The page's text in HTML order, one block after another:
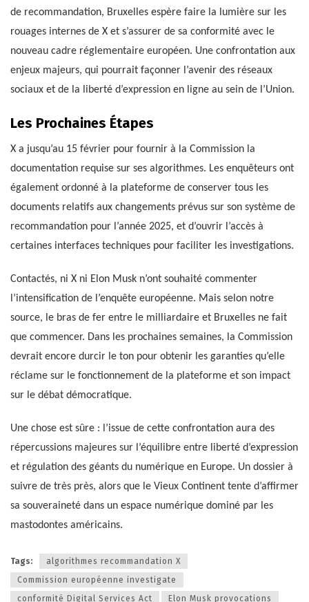
de recommandation, Bruxelles espère faire la lumière sur les
rouages internes de X et s’assurer de sa conformité avec le
nouveau cadre réglementaire européen. Une confrontation aux
enjeux majeurs, qui pourrait façonner l’avenir des réseaux
sociaux et de la liberté d’expression en ligne au sein de l’Union.
Les Prochaines Étapes
X a jusqu’au 15 février pour fournir à la Commission la
documentation requise sur ses algorithmes. Les enquêteurs ont
également ordonné à la plateforme de conserver tous les
documents relatifs aux changements prévus sur son système de
recommandation pour l’année 2025, et d’ouvrir l’accès à
certaines interfaces techniques pour faciliter les investigations.
Contactés, ni X ni Elon Musk n’ont souhaité commenter
l’intensification de l’enquête européenne. Mais selon notre
source, le bras de fer entre le milliardaire et Bruxelles ne fait
que commencer. Dans les prochaines semaines, la Commission
devrait encore durcir le ton pour obtenir les garanties qu’elle
réclame sur le fonctionnement de la plateforme et son impact
sur le débat démocratique.
Une chose est sûre : l’issue de cette confrontation aura des
répercussions majeures sur l’équilibre entre liberté d’expression
et régulation des géants du numérique en Europe. Un dossier à
suivre de très près, alors que le Vieux Continent tente d’affirmer
sa souveraineté dans un espace numérique dominé par les
mastodontes américains.
Tags:
algorithmes recommandation X
Commission européenne investigate
conformité Digital Services Act
Elon Musk provocations